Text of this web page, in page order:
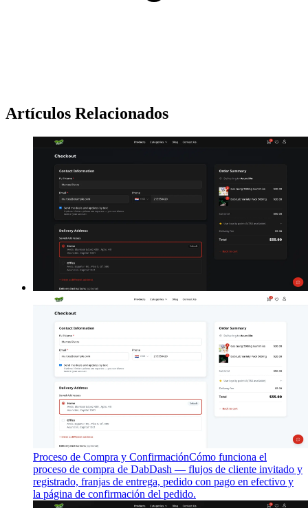
Artículos Relacionados
Proceso de Compra y ConfirmaciónCómo funciona el
proceso de compra de DabDash — flujos de cliente invitado y
registrado, franjas de entrega, pedido con pago en efectivo y
la página de confirmación del pedido.